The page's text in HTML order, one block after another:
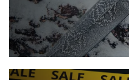
ЧИТАТЬ